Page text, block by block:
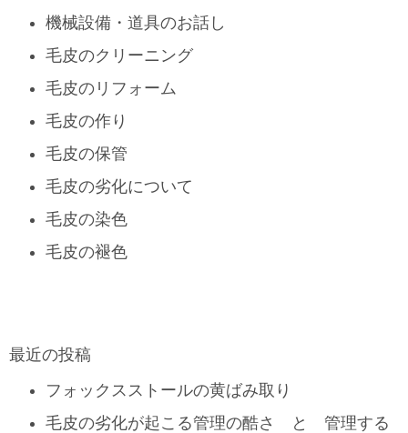
機械設備・道具のお話し
毛皮のクリーニング
毛皮のリフォーム
毛皮の作り
毛皮の保管
毛皮の劣化について
毛皮の染色
毛皮の褪色
最近の投稿
フォックスストールの黄ばみ取り
毛皮の劣化が起こる管理の酷さ と 管理する